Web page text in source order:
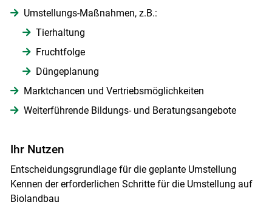
Umstellungs-Maßnahmen, z.B.:
Tierhaltung
Fruchtfolge
Düngeplanung
Marktchancen und Vertriebsmöglichkeiten
Weiterführende Bildungs- und Beratungsangebote
Ihr Nutzen
Entscheidungsgrundlage für die geplante Umstellung
Kennen der erforderlichen Schritte für die Umstellung auf
Biolandbau